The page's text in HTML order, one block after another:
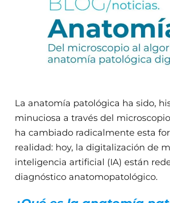
La anatomía patológica ha sido,
minuciosa a través del
ha cambiado radicalmente esta
realidad: hoy, la digitalización de
inteligencia artificial (IA) están
diagnóstico anatomopatológico.